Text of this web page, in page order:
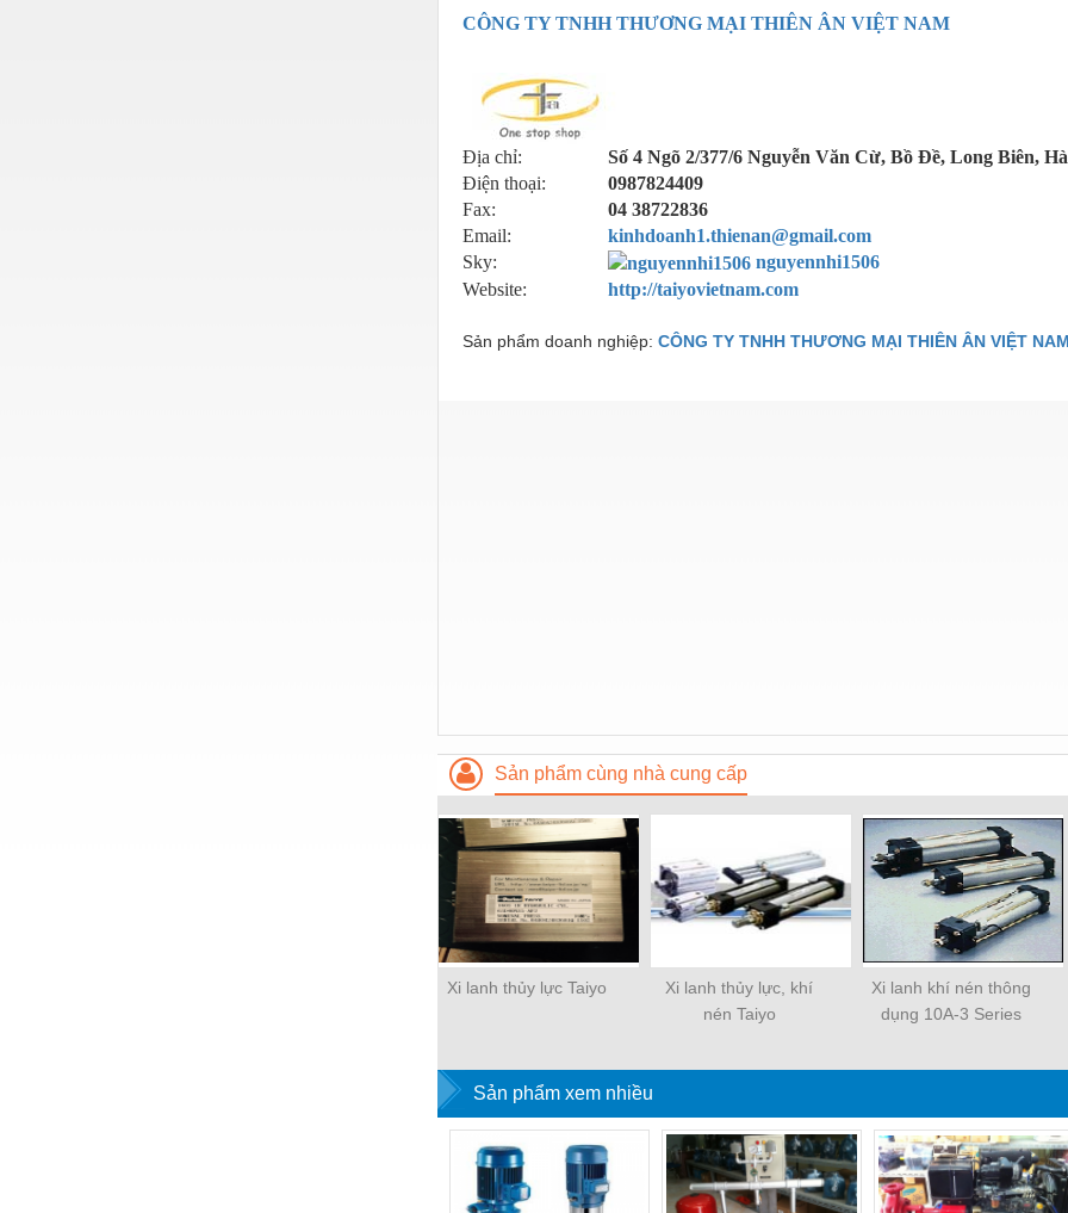
CÔNG TY TNHH THƯƠNG MẠI THIÊN ÂN VIỆT NAM
Địa chỉ:
Số 4 Ngõ 2/377/6 Nguyễn Văn Cừ, Bồ Đề, Long Biên,
Điện thoại:
0987824409
Fax:
04 38722836
Email:
kinhdoanh1.thienan@gmail.com
Sky:
nguyennhi1506
Website:
http://taiyovietnam.com
Sản phẩm doanh nghiệp: CÔNG TY TNHH THƯƠNG MẠI THIÊN ÂN VIỆT NAM
Sản phẩm cùng nhà cung cấp
Xi lanh thủy lực Taiyo
Xi lanh thủy lực, khí
nén Taiyo
Xi lanh khí nén thông
dụng 10A-3 Series
Sản phẩm xem nhiều